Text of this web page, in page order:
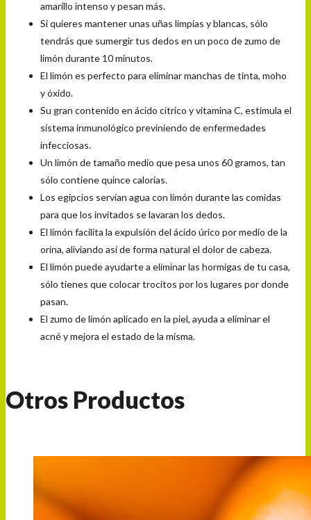
amarillo intenso y pesan más.
Si quieres mantener unas uñas limpias y blancas, sólo
tendrás que sumergir tus dedos en un poco de zumo de
limón durante 10 minutos.
El limón es perfecto para eliminar manchas de tinta, moho
y óxido.
Su gran contenido en ácido cítrico y vitamina C, estimula el
sistema inmunológico previniendo de enfermedades
infecciosas.
Un limón de tamaño medio que pesa unos 60 gramos, tan
sólo contiene quince calorías.
Los egipcios servían agua con limón durante las comidas
para que los invitados se lavaran los dedos.
El limón facilita la expulsión del ácido úrico por medio de la
orina, aliviando así de forma natural el dolor de cabeza.
El limón puede ayudarte a eliminar las hormigas de tu casa,
sólo tienes que colocar trocitos por los lugares por donde
pasan.
El zumo de limón aplicado en la piel, ayuda a eliminar el
acné y mejora el estado de la misma.
Otros Productos